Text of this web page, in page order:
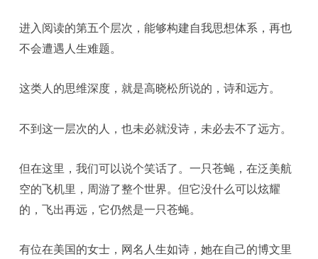
进入阅读的第五个层次，能够构建自我思想体系，再也
不会遭遇人生难题。
这类人的思维深度，就是高晓松所说的，诗和远方。
不到这一层次的人，也未必就没诗，未必去不了远方。
但在这里，我们可以说个笑话了。一只苍蝇，在泛美航
空的飞机里，周游了整个世界。但它没什么可以炫耀
的，飞出再远，它仍然是一只苍蝇。
有位在美国的女士，网名人生如诗，她在自己的博文里